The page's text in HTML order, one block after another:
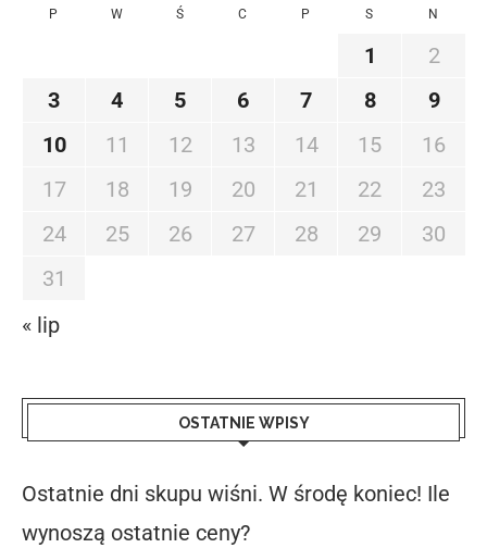
P W Ś C P S N
1
2
3
4 5 6 7 8
9
10
11 12 13 14 15
16
17
18 19 20 21 22
23
24
25 26 27 28 29
30
31
« lip
OSTATNIE WPISY
Ostatnie dni skupu wiśni. W środę koniec! Ile
wynoszą ostatnie ceny?